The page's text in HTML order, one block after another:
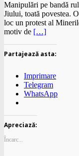
Manipulări pe bandă
Jiului, toată povestea.
loc un protest al
motiv de […]
Partajează asta:
Imprimare
Telegram
WhatsApp
Apreciază:
Încarc...